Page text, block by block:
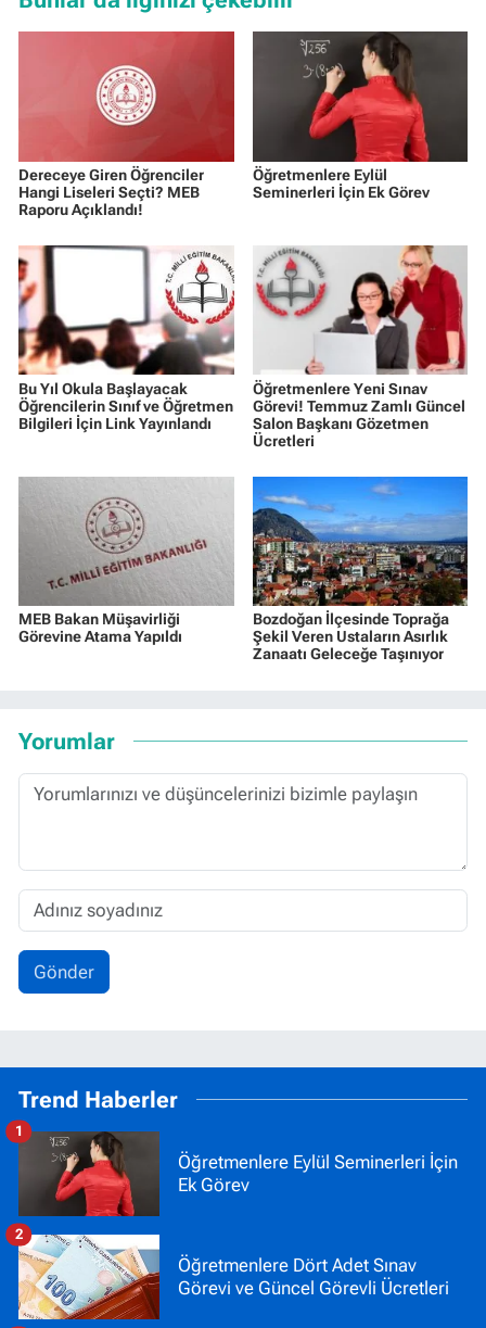
Dereceye Giren Öğrenciler
Hangi Liseleri Seçti? MEB
Raporu Açıklandı!
Öğretmenlere Eylül
Seminerleri İçin Ek Görev
Bu Yıl Okula Başlayacak
Öğrencilerin Sınıf ve Öğretmen
Bilgileri İçin Link Yayınlandı
Öğretmenlere Yeni Sınav
Görevi! Temmuz Zamlı Güncel
Salon Başkanı Gözetmen
Ücretleri
MEB Bakan Müşavirliği
Görevine Atama Yapıldı
Bozdoğan İlçesinde Toprağa
Şekil Veren Ustaların Asırlık
Zanaatı Geleceğe Taşınıyor
Yorumlar
Gönder
Trend Haberler
Öğretmenlere Eylül Seminerleri İçin
Ek Görev
1
Öğretmenlere Dört Adet Sınav
Görevi ve Güncel Görevli Ücretleri
2